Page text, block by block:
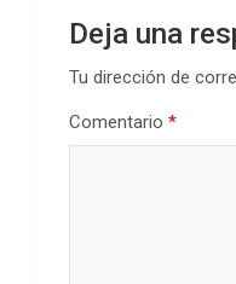
Deja una
Tu dirección de
Comentario *